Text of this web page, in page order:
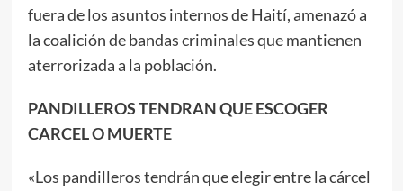
fuera de los asuntos internos de Haití, amenazó a
la coalición de bandas criminales que mantienen
aterrorizada a la población.
PANDILLEROS TENDRAN QUE ESCOGER
CARCEL O MUERTE
«Los pandilleros tendrán que elegir entre la cárcel